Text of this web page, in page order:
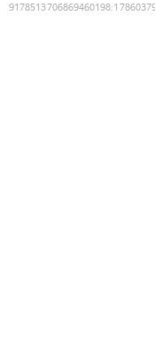
9178513706869460198: